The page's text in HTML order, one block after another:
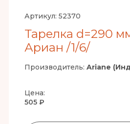
Артикул: 52370
Тарелка d=290
Ариан /1/6/
Производитель: Ariane
Цена:
505 ₽